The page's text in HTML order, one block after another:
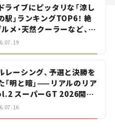
ライブにピッタリな「涼し
駅」ランキングTOP6！ 絶
ルメ・天然クーラーなど、避
すすめのスポットを紹介
レーシング、予選と決勝を
「明と暗」——リアルのリア
スーパーGT 2026開幕
国際サーキット